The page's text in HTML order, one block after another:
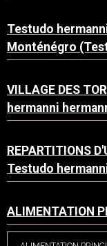
Testudo hermanni
Monténégro
VILLAGE DES
hermanni
REPARTITIONS
Testudo
ALIMENTATION